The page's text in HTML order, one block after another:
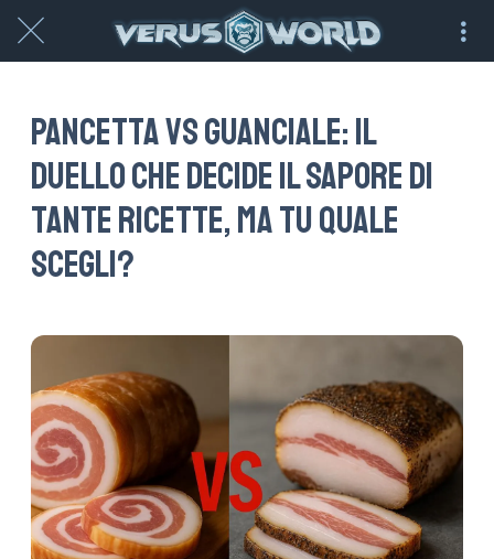
Pancetta vs Guanciale: il
duello che decide il sapore di
tante ricette, ma tu quale
scegli?